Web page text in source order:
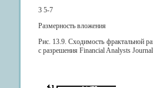
3 5-7
Размерность вложения
Рис. 13.9. Сходимость фрактальной
с разрешения Financial Analysts